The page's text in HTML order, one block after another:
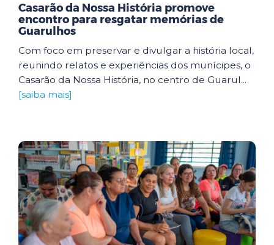
Casarão da Nossa História promove
encontro para resgatar memórias de
Guarulhos
Com foco em preservar e divulgar a história local,
reunindo relatos e experiências dos munícipes, o
Casarão da Nossa História, no centro de Guarul...
[saiba mais]